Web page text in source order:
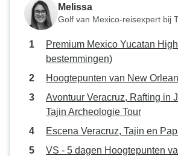
Melissa
Golf van Mexico-reisexpert bij
Premium Mexico Yucatan
bestemmingen)
Hoogtepunten van New
Avontuur Veracruz, Rafting in
Tajin Archeologie Tour
Escena Veracruz, Tajin en
VS - 5 dagen Hoogtepunten